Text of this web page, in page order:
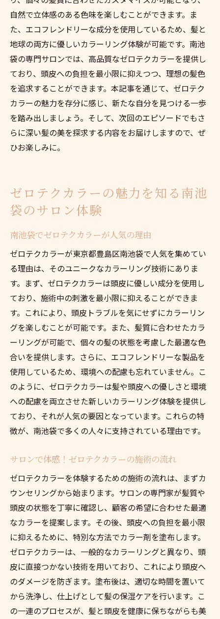
自然で立体感のある色味を楽しむことができます。ま
た、エコフレンドリーな成分を使用しているため、髪と
地球の両方に優しいカラーリング体験が可能です。南池
袋の専門サロンでは、高品質なゼロテクカラーを提供し
ており、頭皮への負担を最小限に抑えつつ、理想の髪色
を追求することができます。本記事を通じて、ゼロテク
カラーの魅力を存分に感じ、新たな自分を見つける一歩
を踏み出しましょう。そして、次回のエピソードでもさ
らに深い髪の美を探求する内容をお届けしますので、ぜ
ひお楽しみに。
ゼロテクカラーの魅力を知る南池
袋のサロン体験
南池袋でゼロテクカラーが人気の理由
ゼロテクカラーが東京都豊島区南池袋で人気を集めてい
る理由は、そのユニークなカラーリング技術にありま
す。まず、ゼロテクカラーは頭皮に優しい成分を使用し
ており、施術中の刺激を最小限に抑えることができま
す。これにより、頭皮トラブルを気にせずにカラーリン
グを楽しむことが可能です。また、髪質に合わせたカラ
ーリングが可能で、個々の髪の状態を考慮した最適な色
合いを提供します。さらに、エコフレンドリーな製品を
使用しているため、環境への配慮も忘れていません。こ
のように、ゼロテクカラーは髪や頭皮への優しさと環境
への配慮を両立させた新しいカラーリング体験を提供し
ており、それが人気の要因となっています。これらの特
徴が、南池袋で多くの人々に支持されている理由です。
サロンで体感！ゼロテクカラーの施術の流れ
ゼロテクカラーを体験するための施術の流れは、まずカ
ウンセリングから始まります。サロンの専門家が髪質や
頭皮の状態を丁寧に確認し、顧客の希望に合わせた最適
なカラーを提案します。その後、頭皮への負担を最小限
に抑えるために、特別な方法でカラー剤を塗布します。
ゼロテクカラーは、一般的なカラーリングと異なり、頭
皮に直接つかない技術を用いており、これにより頭皮へ
のダメージを防ぎます。塗布後は、適切な時間を置いて
から洗浄し、仕上げとして髪の保湿ケアを行います。こ
の一連のプロセスが、髪と頭皮を健康に保ちながらも美